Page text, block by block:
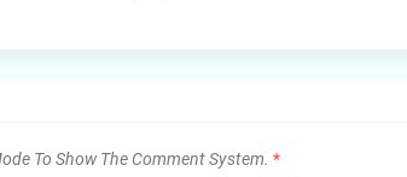
To Show The Comment System. *